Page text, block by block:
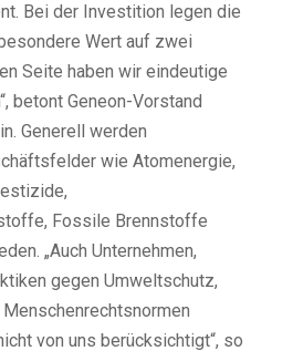
Bei der Investition legen die
Wert auf zwei
Seite haben wir eindeutige
betont Geneon-Vorstand
Generell werden
wie Atomenergie,
Fossile Brennstoffe
„Auch Unternehmen,
gegen Umweltschutz,
von uns berücksichtigt“, so